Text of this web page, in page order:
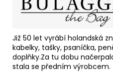
Již 50 let vyrábí holandská
kabelky, tašky, psaníčka,
doplňky.Za tu dobu
stala se předním výrobcem.